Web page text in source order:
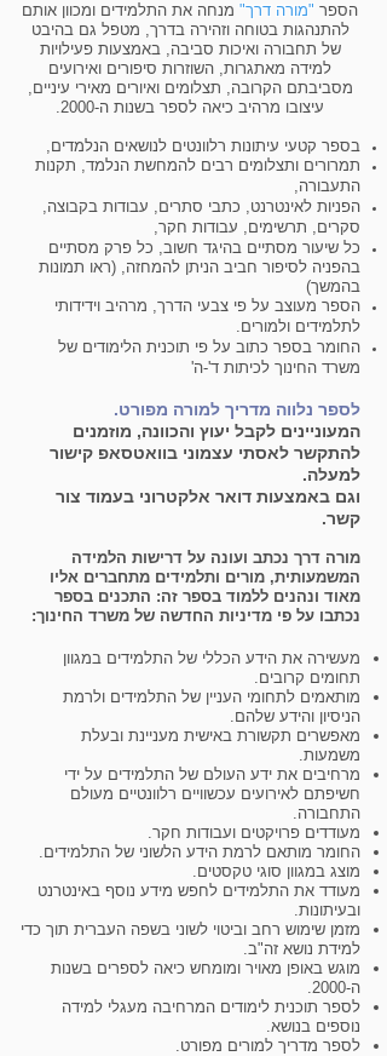
הספר "מורה דרך" מנחה את התלמידים ומכוון אותם
להתנהגות בטוחה וזהירה בדרך, מטפל גם בהיבט
של תחבורה ואיכות סביבה, באמצעות פעילויות
למידה מאתגרות, השוזרות סיפורים ואירועים
מסביבתם הקרובה, תצלומים ואיורים מאירי עיניים,
עיצובו מרהיב כיאה לספר בשנות ה-2000.
בספר קטעי עיתונות רלוונטים לנושאים הנלמדים,
תמרורים ותצלומים רבים להמחשת הנלמד, תקנות
התעבורה,
הפניות לאינטרנט, כתבי סתרים, עבודות בקבוצה,
סקרים, תרשימים, עבודות חקר,
כל שיעור מסתיים בהיגד חשוב, כל פרק מסתיים
בהפניה לסיפור חביב הניתן להמחזה, (ראו תמונות
בהמשך)
הספר מעוצב על פי צבעי הדרך, מרהיב וידידותי
לתלמידים ולמורים.
החומר בספר כתוב על פי תוכנית הלימודים של
משרד החינוך לכיתות ד'-ה'
לספר נלווה מדריך למורה מפורט.
המעוניינים לקבל יעוץ והכוונה, מוזמנים
להתקשר לאסתי עצמוני בוואטסאפ קישור
למעלה.
וגם באמצעות דואר אלקטרוני בעמוד צור
קשר.
מורה דרך נכתב ועונה על דרישות הלמידה
המשמעותית, מורים ותלמידים מתחברים אליו
מאוד ונהנים ללמוד בספר זה: התכנים בספר
נכתבו על פי מדיניות החדשה של משרד החינוך:
מעשירה את הידע הכללי של התלמידים במגוון
תחומים קרובים.
מותאמים לתחומי העניין של התלמידים ולרמת
הניסיון והידע שלהם.
מאפשרים תקשורת באישית מעניינת ובעלת
משמעות.
מרחיבים את ידע העולם של התלמידים על ידי
חשיפתם לאירועים עכשוויים רלוונטיים מעולם
התחבורה.
מעודדים פרויקטים ועבודות חקר.
החומר מותאם לרמת הידע הלשוני של התלמידים.
מוצג במגוון סוגי טקסטים.
מעודד את התלמידים לחפש מידע נוסף באינטרנט
ובעיתונות.
מזמן שימוש רחב וביטוי לשוני בשפה העברית תוך כדי
למידת נושא זה"ב.
מוגש באופן מאויר ומומחש כיאה לספרים בשנות
ה-2000.
לספר תוכנית לימודים המרחיבה מעגלי למידה
נוספים בנושא.
לספר מדריך למורים מפורט.